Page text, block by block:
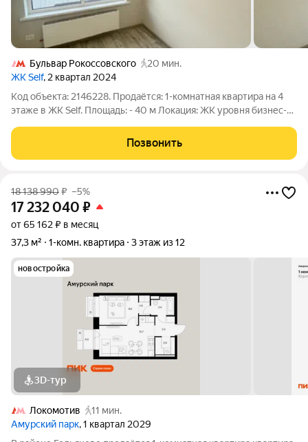
Бульвар Рокоссовского
20 мин.
ЖК Self, 2 квартал 2024
Код объекта: 2146228. Продаётся: 1-комнатная квартира на 4
этаже в ЖК Self. Площадь: - 40 м Локация: ЖК уровня бизнес-
реализована безопасная среда как для детей, так и взрослых. -
Находится в
Позвонить
18 138 990₽ –5%
17 232 040 ₽
от 65 162 ₽ в месяц
37,3 м²
1-комн. квартира 3 этаж из 12
новостройка
3D-тур
Локомотив
11 мин.
Амурский парк, 1 квартал 2029